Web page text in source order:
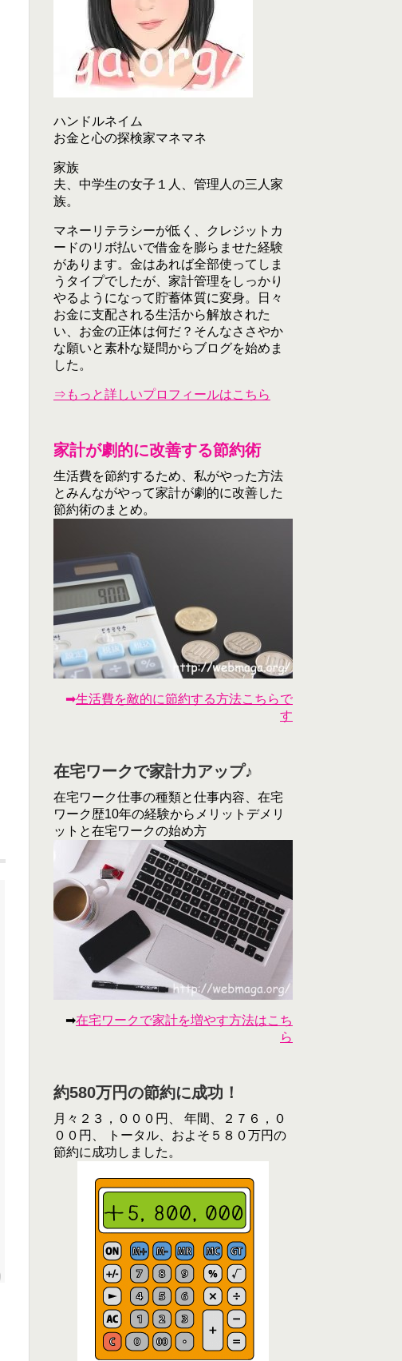
ハンドルネイム
お金と心の探検家マネマネ
家族
夫、中学生の女子１人、管理人の三人家
族。
マネーリテラシーが低く、クレジットカ
ードのリボ払いで借金を膨らませた経験
があります。金はあれば全部使ってしま
うタイプでしたが、家計管理をしっかり
やるようになって貯蓄体質に変身。日々
お金に支配される生活から解放された
い、お金の正体は何だ？そんなささやか
な願いと素朴な疑問からブログを始めま
した。
⇒もっと詳しいプロフィールはこちら
家計が劇的に改善する節約術
生活費を節約するため、私がやった方法
とみんながやって家計が劇的に改善した
節約術のまとめ。
➡生活費を敵的に節約する方法こちらで
す
在宅ワークで家計力アップ♪
在宅ワーク仕事の種類と仕事内容、在宅
ワーク歴10年の経験からメリットデメリ
ットと在宅ワークの始め方
➡在宅ワークで家計を増やす方法はこち
ら
約580万円の節約に成功！
月々２３，０００円、 年間、２７６，０
００円、 トータル、およそ５８０万円の
節約に成功しました。